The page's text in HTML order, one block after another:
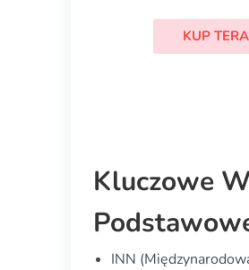
KUP
Kluczowe
INN